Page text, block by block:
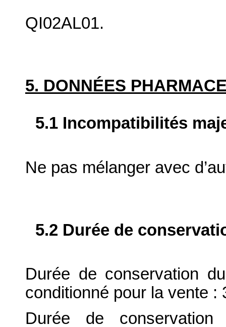
QI02AL01.
5. DONNÉES
5.1 Incompatibilités
Ne pas mélanger avec
5.2 Durée de
Durée de conservation
conditionné pour la vente :
Durée de